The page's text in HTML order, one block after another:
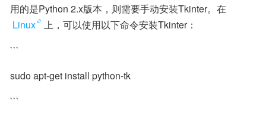
用的是Python 2.x版本，则需要手动安装Tkinter。在
Linux
上，可以使用以下命令安装Tkinter：
```
sudo apt-get install python-tk
```